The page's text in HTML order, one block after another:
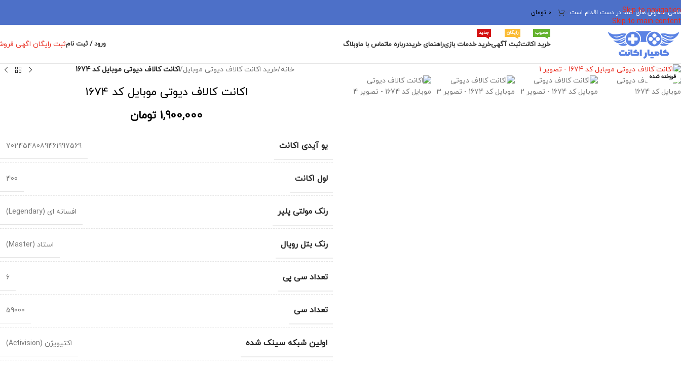
Skip to navigation
Skip to main content
سفارش های شما در دست اقدام است 0 تومان
خرید اکانت
محبوب
ثبت آگهی
رایگان
خرید خدمات بازی
جدید
راهنمای خریددرباره ماتماس با ماوبلاگ ورود / ثبت نامثبت رایگان اگهی
فروخته شده
برای بزرگنمایی کلیک کنید
خانه/خرید اکانت کالاف دیوتی موبایل/اکانت کالاف دیوتی موبایل کد 1674
اکانت کالاف دیوتی موبایل کد 1674
1,900,000 تومان
یو آیدی اکانت 7024548089461997569
لول اکانت 400
رنک مولتی پلیر افسانه ای (Legendary)
رنک بتل رویال استاد (Master)
تعداد سی پی 6
تعداد سی 59000
اولین شبکه سینک شده اکتیویژن (Activision)